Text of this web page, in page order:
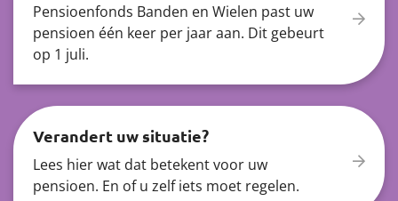
Pensioenfonds Banden en Wielen past uw
pensioen één keer per jaar aan. Dit gebeurt
op 1 juli.
Verandert uw situatie?
Lees hier wat dat betekent voor uw
pensioen. En of u zelf iets moet regelen.